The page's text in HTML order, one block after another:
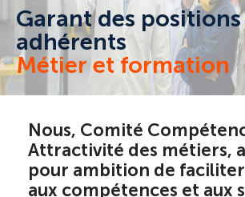
Garant des
adhérents
Métier et formation
Nous, Comité
Attractivité des métiers,
pour ambition de faciliter
aux compétences et aux